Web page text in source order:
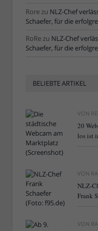
Rorezu NLZ-Chef
Schaefer, für die
RoRezu NLZ-Chef
Schaefer, für die
BELIEBTE ARTIKEL
VON
20
los ist
VON
NLZ-
Frank
VON